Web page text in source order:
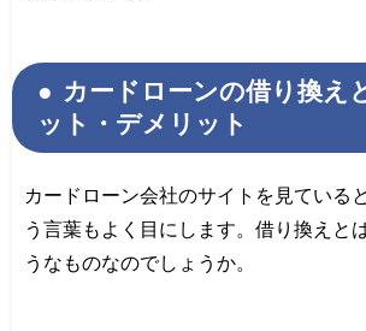
カードローンの借り換え
ット・デメリット
カードローン会社のサイトを見ている
う言葉もよく目にします。借り換えと
うなものなのでしょうか。